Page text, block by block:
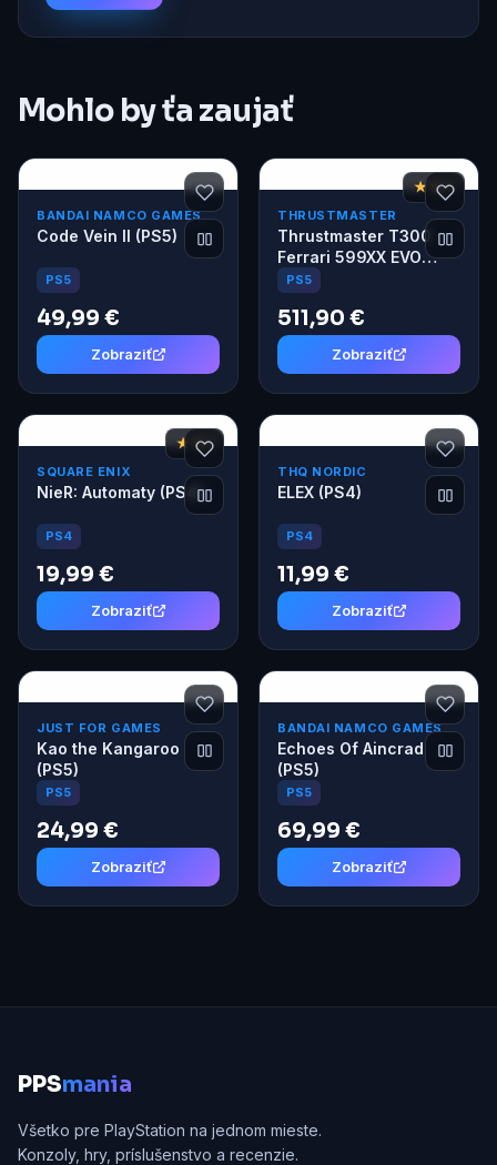
Mohlo by ťa zaujať
BANDAI NAMCO GAMES
Code Vein II (PS5)
PS5
49,99 €
Zobraziť
★ 8,7
THRUSTMASTER
Thrustmaster T300
Ferrari 599XX EVO
Alcantara PS4, PS5,
PC
PS5
511,90 €
Zobraziť
★ 9,1
SQUARE ENIX
NieR: Automaty (PS4)
PS4
19,99 €
Zobraziť
THQ NORDIC
ELEX (PS4)
PS4
11,99 €
Zobraziť
JUST FOR GAMES
Kao the Kangaroo
(PS5)
PS5
24,99 €
Zobraziť
BANDAI NAMCO GAMES
Echoes Of Aincrad
(PS5)
PS5
69,99 €
Zobraziť
PPSmania
Všetko pre PlayStation na jednom mieste.
Konzoly, hry, príslušenstvo a recenzie.